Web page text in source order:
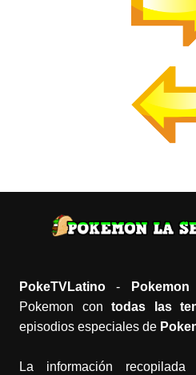
PokeTVLatino-
Pokemon contodas las
episodios especiales de
La información